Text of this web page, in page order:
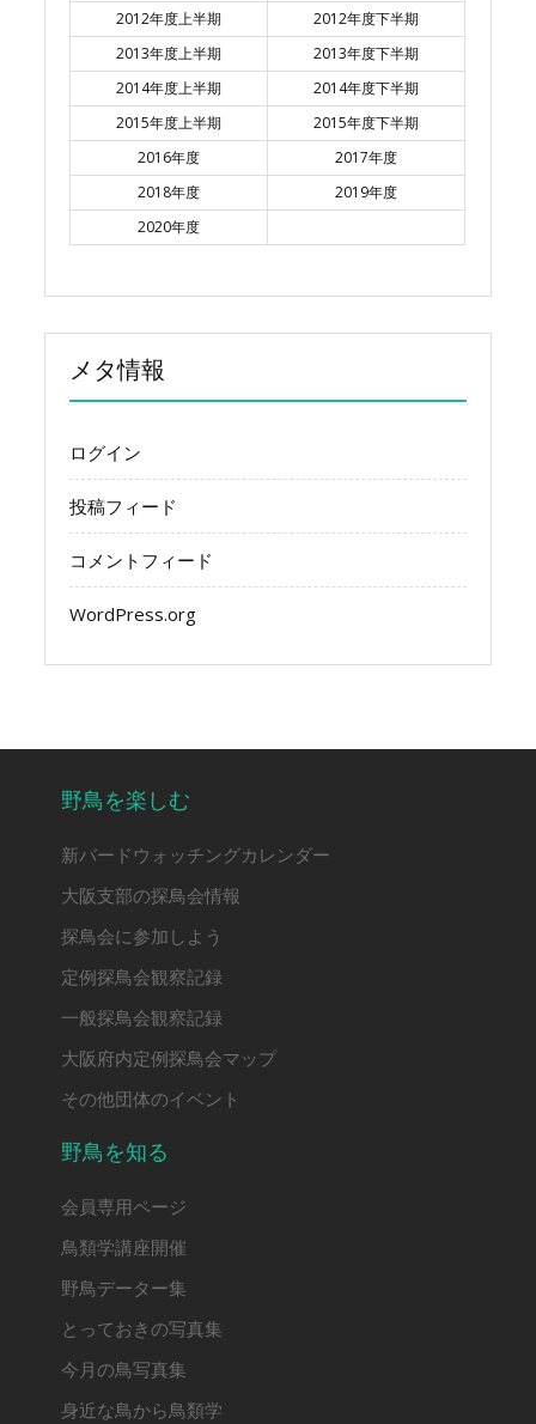
2012年度上半期
2012年度下半期
2013年度上半期
2013年度下半期
2014年度上半期
2014年度下半期
2015年度上半期
2015年度下半期
2016年度
2017年度
2018年度
2019年度
2020年度
メタ情報
ログイン
投稿フィード
コメントフィード
WordPress.org
野鳥を楽しむ
新バードウォッチングカレンダー
大阪支部の探鳥会情報
探鳥会に参加しよう
定例探鳥会観察記録
一般探鳥会観察記録
大阪府内定例探鳥会マップ
その他団体のイベント
野鳥を知る
会員専用ページ
鳥類学講座開催
野鳥データー集
とっておきの写真集
今月の鳥写真集
身近な鳥から鳥類学